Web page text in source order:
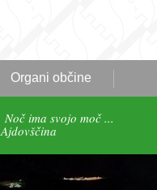
Organi občine
Noč ima svojo moč ...
Ajdovščina